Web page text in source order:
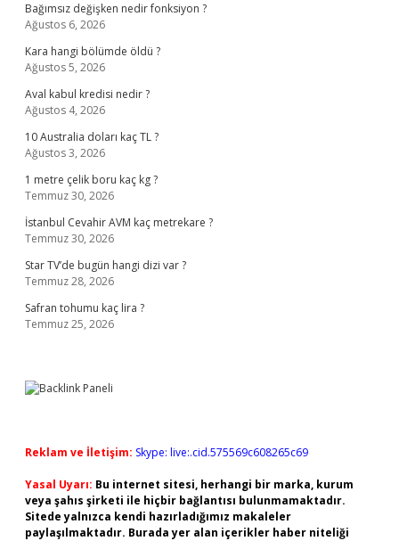
Bağımsız değişken nedir fonksiyon ?
Ağustos 6, 2026
Kara hangi bölümde öldü ?
Ağustos 5, 2026
Aval kabul kredisi nedir ?
Ağustos 4, 2026
10 Australia doları kaç TL ?
Ağustos 3, 2026
1 metre çelik boru kaç kg ?
Temmuz 30, 2026
İstanbul Cevahir AVM kaç metrekare ?
Temmuz 30, 2026
Star TV’de bugün hangi dizi var ?
Temmuz 28, 2026
Safran tohumu kaç lira ?
Temmuz 25, 2026
Reklam ve İletişim: Skype: live:.cid.575569c608265c69
Yasal Uyarı: Bu internet sitesi, herhangi bir marka, kurum
veya şahıs şirketi ile hiçbir bağlantısı bulunmamaktadır.
Sitede yalnızca kendi hazırladığımız makaleler
paylaşılmaktadır. Burada yer alan içerikler haber niteliği